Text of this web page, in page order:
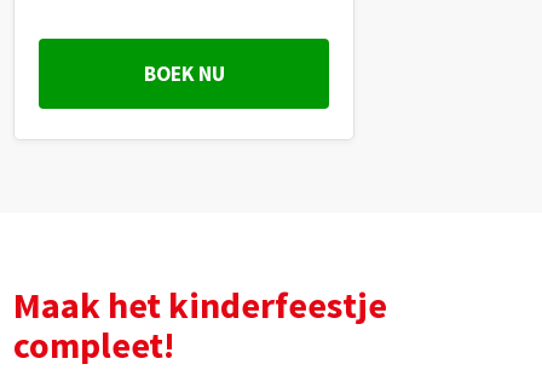
BOEK NU
Maak het kinderfeestje
compleet!